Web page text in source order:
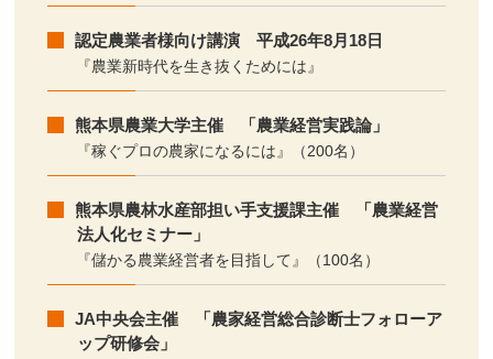
認定農業者様向け講演 平成26年8月18日
『農業新時代を生き抜くためには』
熊本県農業大学主催 「農業経営実践論」
『稼ぐプロの農家になるには』（200名）
熊本県農林水産部担い手支援課主催 「農業経営
法人化セミナー」
『儲かる農業経営者を目指して』（100名）
JA中央会主催 「農家経営総合診断士フォローア
ップ研修会」